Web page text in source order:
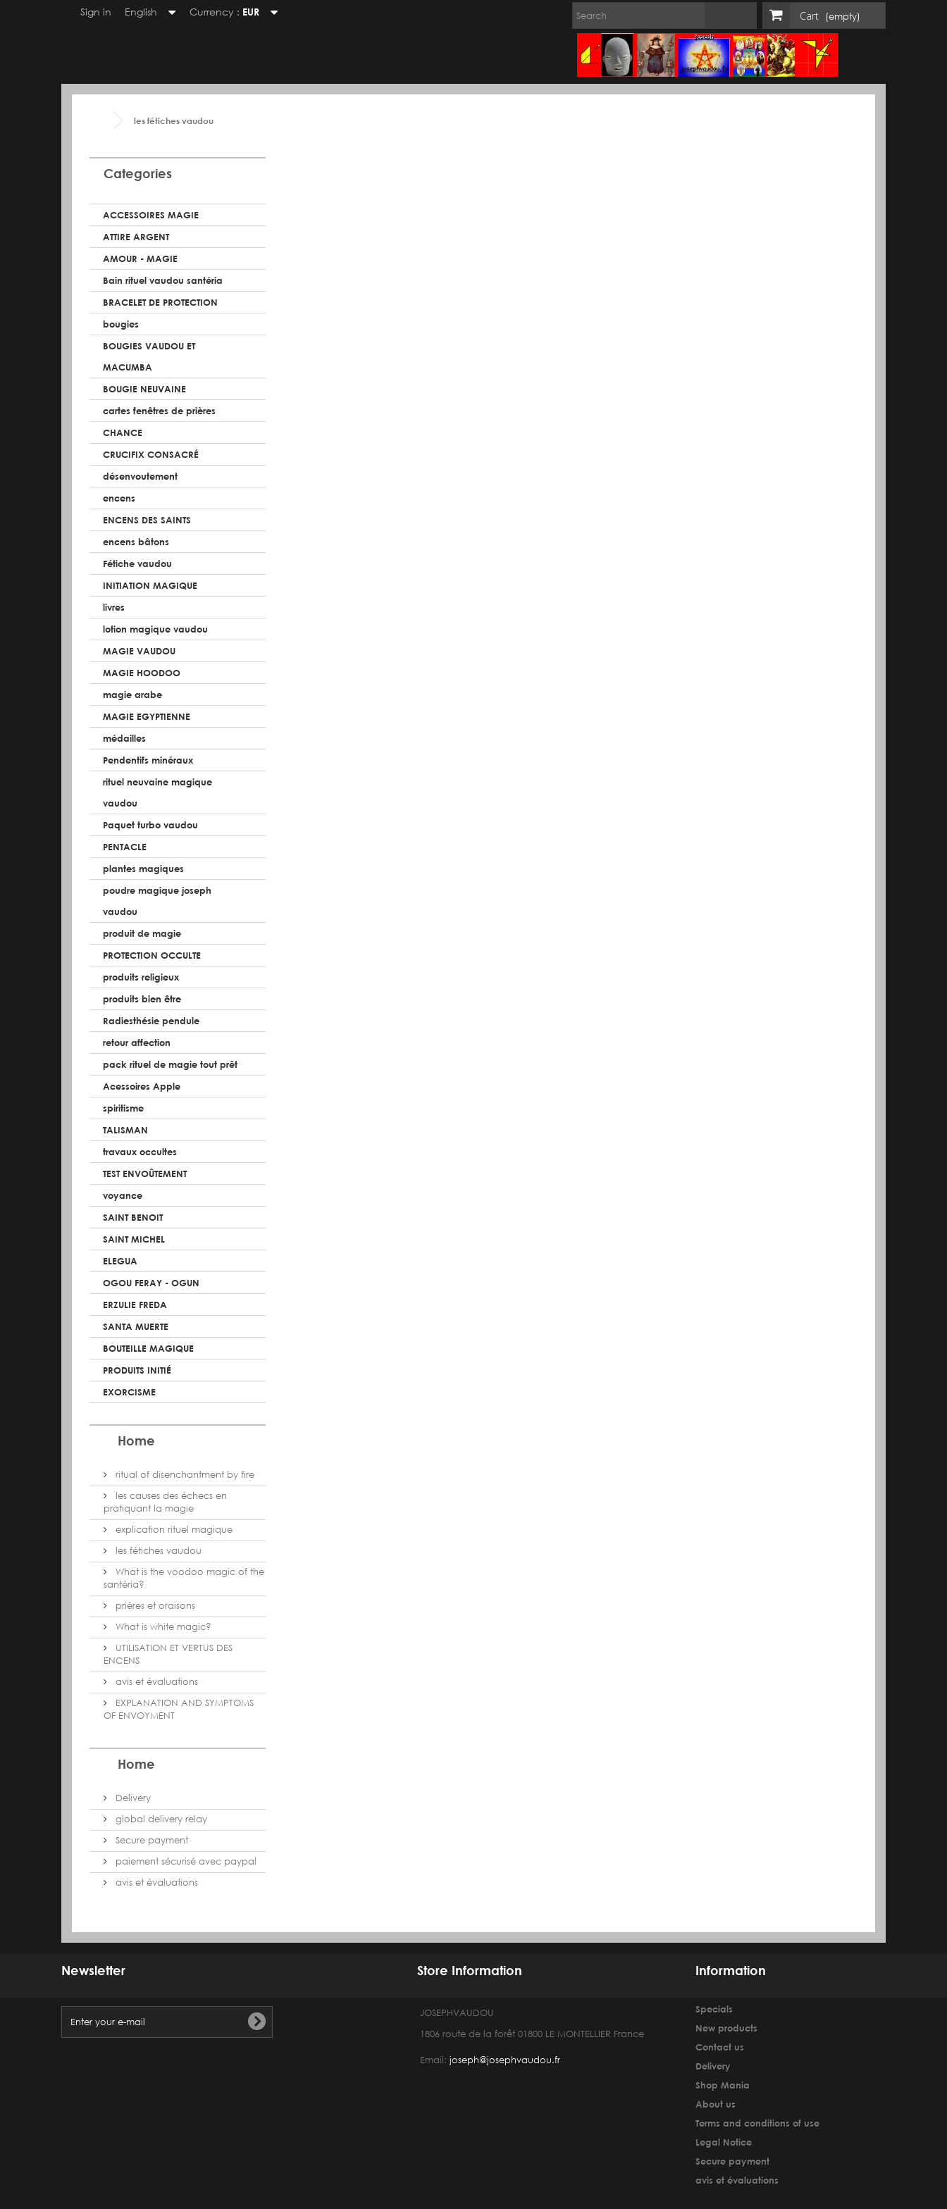
Sign in English Currency : EUR Cart (empty)
les fétiches vaudou
Categories
ACCESSOIRES MAGIE
ATTIRE ARGENT
AMOUR - MAGIE
Bain rituel vaudou santéria
BRACELET DE PROTECTION
bougies
BOUGIES VAUDOU ET
MACUMBA
BOUGIE NEUVAINE
cartes fenêtres de prières
CHANCE
CRUCIFIX CONSACRÉ
désenvoutement
encens
ENCENS DES SAINTS
encens bâtons
Fétiche vaudou
INITIATION MAGIQUE
livres
lotion magique vaudou
MAGIE VAUDOU
MAGIE HOODOO
magie arabe
MAGIE EGYPTIENNE
médailles
Pendentifs minéraux
rituel neuvaine magique
vaudou
Paquet turbo vaudou
PENTACLE
plantes magiques
poudre magique joseph
vaudou
produit de magie
PROTECTION OCCULTE
produits religieux
produits bien être
Radiesthésie pendule
retour affection
pack rituel de magie tout prêt
Acessoires Apple
spiritisme
TALISMAN
travaux occultes
TEST ENVOÛTEMENT
voyance
SAINT BENOIT
SAINT MICHEL
ELEGUA
OGOU FERAY - OGUN
ERZULIE FREDA
SANTA MUERTE
BOUTEILLE MAGIQUE
PRODUITS INITIÉ
EXORCISME
Home
ritual of disenchantment by fire
les causes des échecs en
pratiquant la magie
explication rituel magique
les fétiches vaudou
What is the voodoo magic of the
santéria?
prières et oraisons
What is white magic?
UTILISATION ET VERTUS DES
ENCENS
avis et évaluations
EXPLANATION AND SYMPTOMS
OF ENVOYMENT
Home
Delivery
global delivery relay
Secure payment
paiement sécurisé avec paypal
avis et évaluations
Newsletter Store Information
JOSEPHVAUDOU
1806 route de la forêt 01800 LE MONTELLIER France
Email: joseph@josephvaudou.fr
Information
Specials
New products
Contact us
Delivery
Shop Mania
About us
Terms and conditions of use
Legal Notice
Secure payment
avis et évaluations